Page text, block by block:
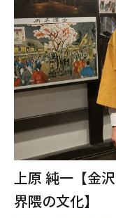
上原 純一【金
界隈の文化】